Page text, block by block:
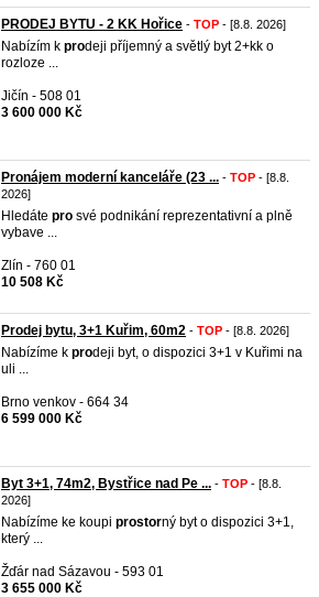
PRODEJ BYTU - 2 KK Hořice - TOP - [8.8. 2026]
Nabízím k prodeji příjemný a světlý byt 2+kk o
rozloze ...
Jičín - 508 01
3 600 000 Kč
Pronájem moderní kanceláře (23 ... - TOP - [8.8.
2026]
Hledáte pro své podnikání reprezentativní a plně
vybave ...
Zlín - 760 01
10 508 Kč
Prodej bytu, 3+1 Kuřim, 60m2 - TOP - [8.8. 2026]
Nabízíme k prodeji byt, o dispozici 3+1 v Kuřimi na
uli ...
Brno venkov - 664 34
6 599 000 Kč
Byt 3+1, 74m2, Bystřice nad Pe ... - TOP - [8.8.
2026]
Nabízíme ke koupi prostorný byt o dispozici 3+1,
který ...
Žďár nad Sázavou - 593 01
3 655 000 Kč